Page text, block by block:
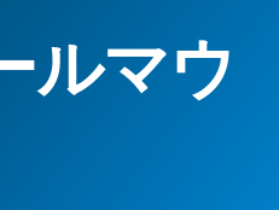
ルマウ